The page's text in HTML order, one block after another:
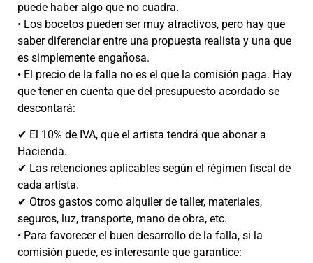
puede haber algo que no cuadra.
• Los bocetos pueden ser muy atractivos, pero hay que
saber diferenciar entre una propuesta realista y una que
es simplemente engañosa.
• El precio de la falla no es el que la comisión paga. Hay
que tener en cuenta que del presupuesto acordado se
descontará:
✔ El 10% de IVA, que el artista tendrá que abonar a
Hacienda.
✔ Las retenciones aplicables según el régimen fiscal de
cada artista.
✔ Otros gastos como alquiler de taller, materiales,
seguros, luz, transporte, mano de obra, etc.
• Para favorecer el buen desarrollo de la falla, si la
comisión puede, es interesante que garantice: